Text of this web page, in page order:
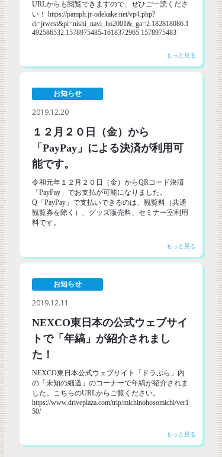
URLからも閲覧できますので、ぜひご一読くださ
い！ https://pamph.jr-odekake.net/vp4.php?
ci=jrwest&pi=nishi_navi_ho2001&_ga=2.182818086.1
492586532.1578975485-1618372965.1578975483
お知らせ
2019.12.20
１２月２０日（金）から
「PayPay」による決済が利用可
能です。
令和元年１２月２０日（金）からQRコード決済
「PayPay」でお支払が可能になりました。
Q「PayPay」で支払いできるのは、観覧料（共通
観覧券を除く）、グッズ販売料、セミナー室利用
料です。
お知らせ
2019.12.11
NEXCO東日本の公式ウェブサイ
トで「年縞」が紹介されまし
た！
NEXCO東日本公式ウェブサイト「ドラぷら」内
の「未知の細道」のコーナーで年縞が紹介されま
した。こちらのURLからご覧ください。
https://www.driveplaza.com/trip/michinohosomichi/ver1
50/